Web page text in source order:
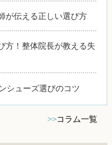
が伝える正しい選び方
方！整体院長が教える失
シューズ選びのコツ
>>コラム一覧